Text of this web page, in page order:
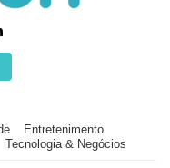
Entretenimento
Tecnologia & Negócios